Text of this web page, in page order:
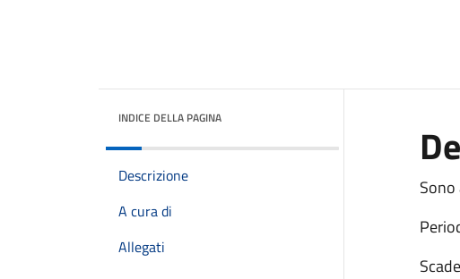
INDICE DELLA PAGINA
Descrizione
A cura di
Allegati